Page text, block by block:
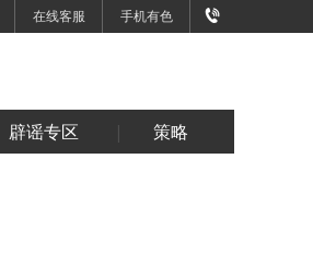
在线客服 手机有色
辟谣专区 策略